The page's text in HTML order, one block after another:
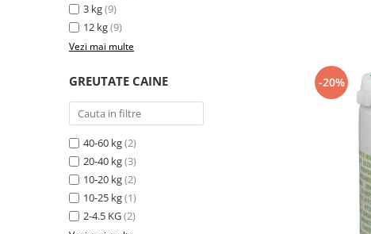
3 kg(9)
12 kg(9)
Vezi mai multe
GREUTATE CAINE
40-60 kg(2)
20-40 kg(3)
10-20 kg(2)
10-25 kg(1)
2-4.5 KG(2)
-20%